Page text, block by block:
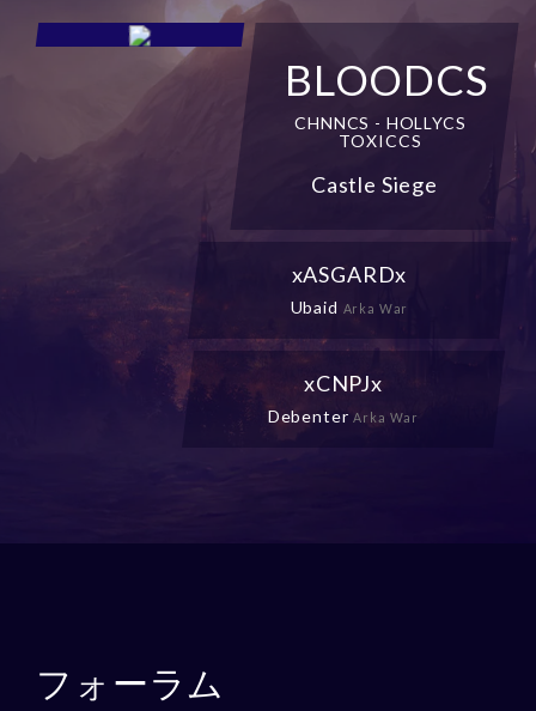
BLOODCS
CHNNCS - HOLLYCS
TOXICCS
Castle Siege
xASGARDx
Ubaid Arka War
xCNPJx
DebenterArka War
フォーラム